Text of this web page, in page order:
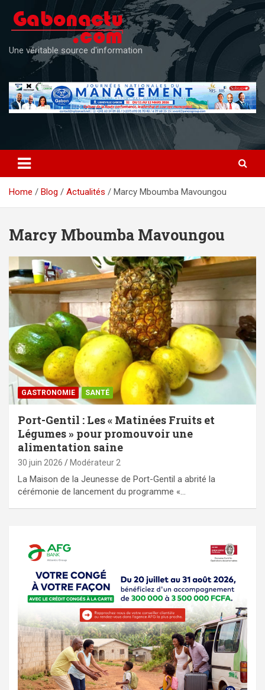
content
Une véritable source d'information
Home Blog Actualités Marcy Mboumba Mavoungou
Marcy Mboumba Mavoungou
GASTRONOMIE SANTÉ
Port-Gentil : Les « Matinées Fruits et
Légumes » pour promouvoir une
alimentation saine
30 juin 2026 Modérateur 2
‎La Maison de la Jeunesse de Port-Gentil a abrité la
cérémonie de lancement du programme «…